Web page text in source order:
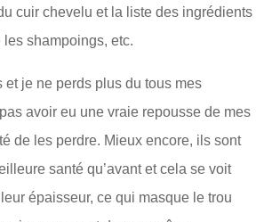
cuir chevelu et la liste des ingrédients
shampoings, etc.
et je ne perds plus du tous mes
avoir eu une vraie repousse de mes
de les perdre. Mieux encore, ils sont
santé qu’avant et cela se voit
épaisseur, ce qui masque le trou